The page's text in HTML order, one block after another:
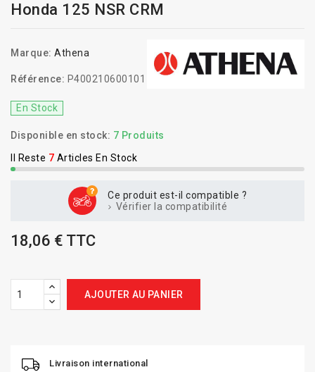
Honda 125 NSR CRM
Marque: Athena
Référence: P400210600101
En Stock
Disponible en stock: 7 Produits
Il Reste 7 Articles En Stock
Ce produit est-il compatible ?
Vérifier la compatibilité
18,06 € TTC
AJOUTER AU PANIER
Livraison international